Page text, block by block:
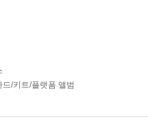
드/키트/플랫폼 앨범